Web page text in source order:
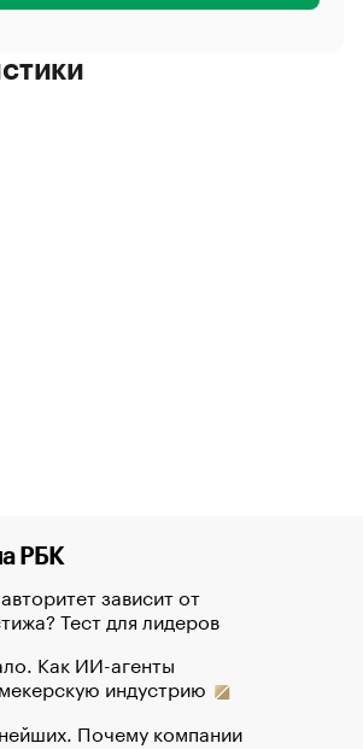
РБК
зависит от
Тест для лидеров
Как ИИ-агенты
индустрию
Почему компании